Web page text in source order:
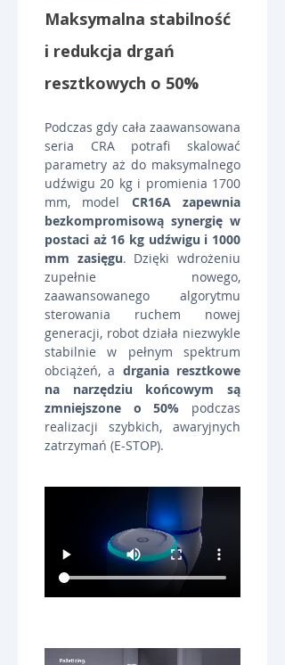
Maksymalna stabilność
i redukcja drgań
resztkowych o 50%
Podczas gdy cała zaawansowana
seria CRA potrafi skalować
parametry aż do maksymalnego
udźwigu 20 kg i promienia 1700
mm, model CR16A zapewnia
bezkompromisową synergię w
postaci aż 16 kg udźwigu i 1000
mm zasięgu. Dzięki wdrożeniu
zupełnie nowego,
zaawansowanego algorytmu
sterowania ruchem nowej
generacji, robot działa niezwykle
stabilnie w pełnym spektrum
obciążeń, a drgania resztkowe
na narzędziu końcowym są
zmniejszone o 50% podczas
realizacji szybkich, awaryjnych
zatrzymań (E-STOP).